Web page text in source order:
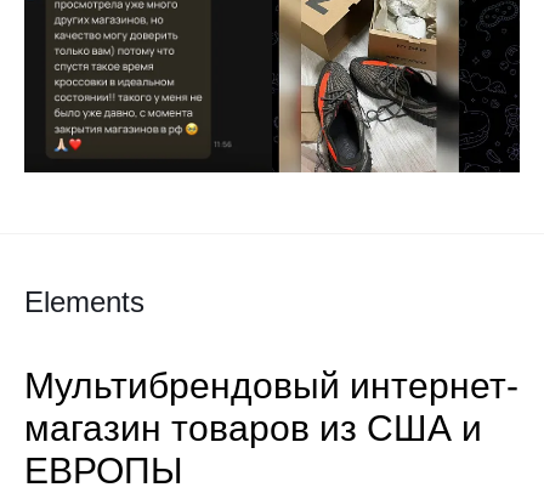
Elements
Мультибрендовый интернет-
магазин товаров из США и
ЕВРОПЫ